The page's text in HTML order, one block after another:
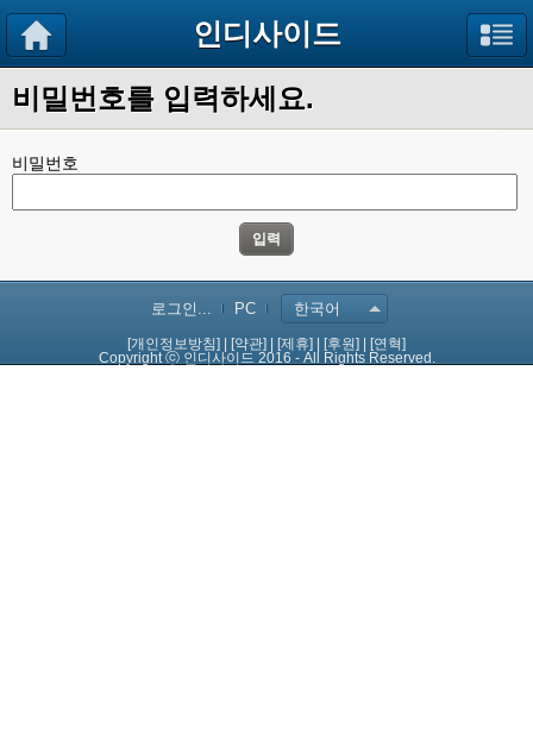
인디사이드
비밀번호를 입력하세요.
비밀번호
입력
로그인... PC 한국어
[개인정보방침] [약관] [제휴] [후원]
[연혁]
Copyright ⓒ 인디사이드 2016 - All Rights Reserved.